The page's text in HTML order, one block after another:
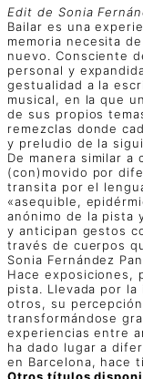
Edit de Sonia
Bailar es una
memoria necesita
nuevo. Consciente
personal y
gestualidad a la
musical, en la que
de sus propios
remezclas donde
y preludio de la
De manera similar a
(con)movido por
transita por el
«asequible,
anónimo de la pista
y anticipan gestos
través de cuerpos
Sonia Fernández
Hace exposiciones,
pista. Llevada por
otros, su
transformándose
experiencias entre
ha dado lugar a
en Barcelona, hace
Otros títulos